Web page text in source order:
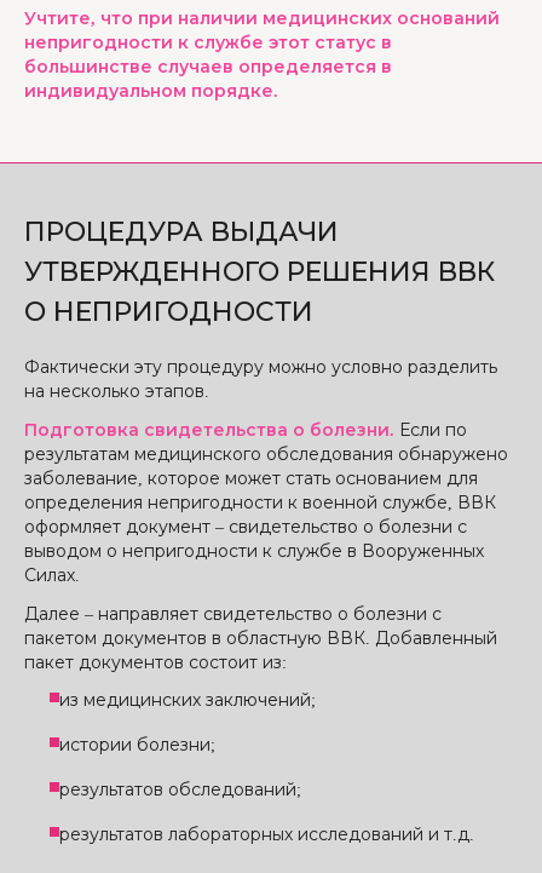
Учтите, что при наличии медицинских оснований
непригодности к службе этот статус в
большинстве случаев определяется в
индивидуальном порядке.
ПРОЦЕДУРА ВЫДАЧИ
УТВЕРЖДЕННОГО РЕШЕНИЯ ВВК
О НЕПРИГОДНОСТИ
Фактически эту процедуру можно условно разделить
на несколько этапов.
Подготовка свидетельства о болезни. Если по
результатам медицинского обследования обнаружено
заболевание, которое может стать основанием для
определения непригодности к военной службе, ВВК
оформляет документ – свидетельство о болезни с
выводом о непригодности к службе в Вооруженных
Силах.
Далее – направляет свидетельство о болезни с
пакетом документов в областную ВВК. Добавленный
пакет документов состоит из:
из медицинских заключений;
истории болезни;
результатов обследований;
результатов лабораторных исследований и т.д.